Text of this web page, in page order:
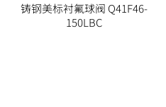
铸钢美标衬氟球阀 Q41F46-
150LBC